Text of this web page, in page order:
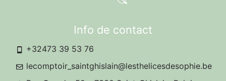
Info de contact
+32473 39 53 76
lecomptoir_saintghislain@lesthelicesdesophie.be